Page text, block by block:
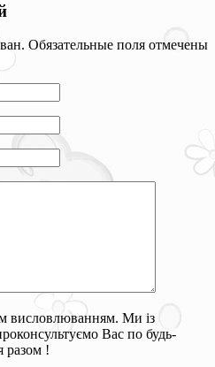
Обязательные поля отмечены
висловлюванням. Ми із
Вас по будь-
разом !